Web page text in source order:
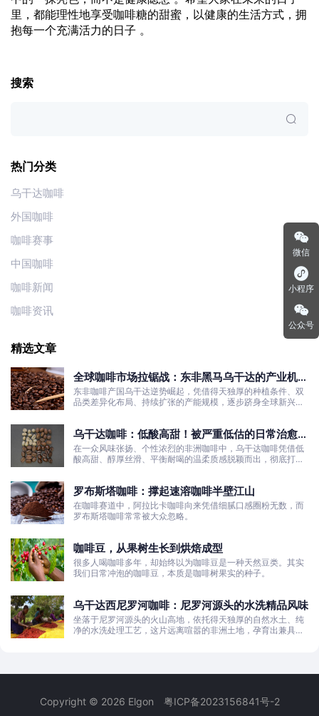
里，都能理性地享受咖啡糖的甜蜜，以健康的生活方式，拥
抱每一个充满活力的日子 。
搜索
热门分类
乌干达咖啡
外国咖啡
咖啡赛事
中国咖啡
咖啡新闻
咖啡资讯
精选文章
全球咖啡市场拉锯战：东非黑马乌干达的产业机遇
与发展真相
东非咖啡产国乌干达逆势崛起，凭借得天独厚的种植条件、双
品类差异化布局、持续扩张的产能规模，逐步跻身全球新兴咖
乌干达咖啡：低酸高甜！被严重低估的日常治愈口
粮豆
在一众风味张扬、个性浓烈的非洲咖啡中，乌干达咖啡凭借低
酸高甜、醇厚丝滑、平衡耐喝的温柔质感脱颖而出，彻底打破
罗布斯塔咖啡：撑起速溶咖啡半壁江山
在咖啡赛道中，阿拉比卡咖啡向来凭借细腻口感圈粉无数，而
罗布斯塔咖啡常常被大众忽略。
咖啡豆，从果树生长到烘焙成型
很多人喝咖啡多年，却始终以为咖啡豆是一种天然豆类。其实
我们日常冲泡的咖啡豆，本质是咖啡树果实的种子。
乌干达西尼罗河咖啡：尼罗河源头的水洗精品风味
坐落于尼罗河源头的火山高地，依托得天独厚的自然水土、纯
净的水洗处理工艺，这片远离喧嚣的非洲土地，孕育出兼具干
Copyright © 2026 Elgon 粤ICP备2023156841号-2
微信
小程序
公众号